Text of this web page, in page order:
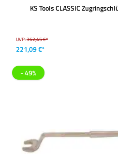
KS Tools CLASSIC
UVP:362,45 €*
221,09 €*
- 49%